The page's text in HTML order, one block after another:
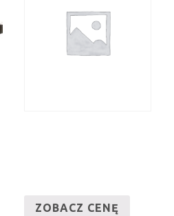
ZOBACZ CENĘ